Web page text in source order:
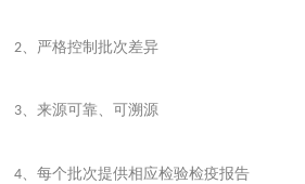
2 、严格控制批次差异
3、来源可靠、可溯源
4 、每个批次提供相应检验检疫报告